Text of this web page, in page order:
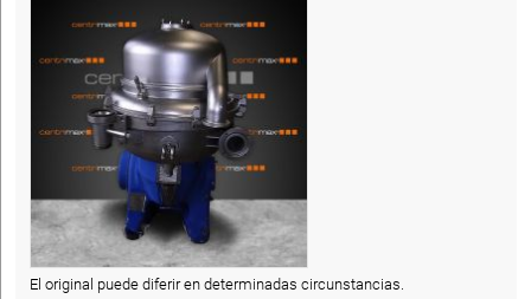
El original puede diferir en determinadas circunstancias.